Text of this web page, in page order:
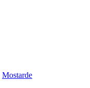
Mostarde